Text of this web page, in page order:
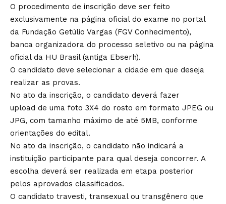
O procedimento de inscrição deve ser feito
exclusivamente na página oficial do exame no portal
da Fundação Getúlio Vargas (FGV Conhecimento),
banca organizadora do processo seletivo ou na página
oficial da HU Brasil (antiga Ebserh).
O candidato deve selecionar a cidade em que deseja
realizar as provas.
No ato da inscrição, o candidato deverá fazer
upload de uma foto 3X4 do rosto em formato JPEG ou
JPG, com tamanho máximo de até 5MB, conforme
orientações do edital.
No ato da inscrição, o candidato não indicará a
instituição participante para qual deseja concorrer. A
escolha deverá ser realizada em etapa posterior
pelos aprovados classificados.
O candidato travesti, transexual ou transgênero que